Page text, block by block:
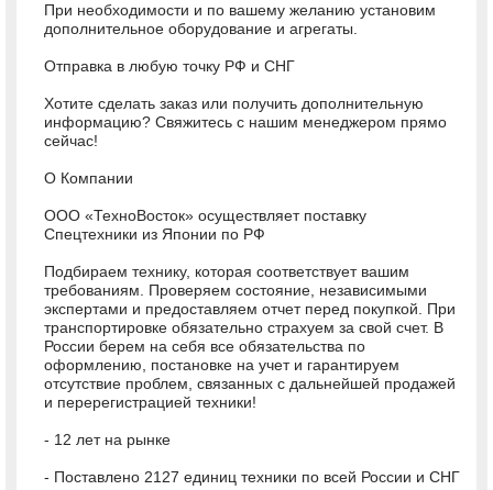
При необходимости и по вашему желанию установим
дополнительное оборудование и агрегаты.
Отправка в любую точку РФ и СНГ
Хотите сделать заказ или получить дополнительную
информацию? Свяжитесь с нашим менеджером прямо
сейчас!
О Компании
ООО «ТехноВосток» осуществляет поставку
Спецтехники из Японии по РФ
Подбираем технику, которая соответствует вашим
требованиям. Проверяем состояние, независимыми
экспертами и предоставляем отчет перед покупкой. При
транспортировке обязательно страхуем за свой счет. В
России берем на себя все обязательства по
оформлению, постановке на учет и гарантируем
отсутствие проблем, связанных с дальнейшей продажей
и перерегистрацией техники!
- 12 лет на рынке
- Поставлено 2127 единиц техники по всей России и СНГ